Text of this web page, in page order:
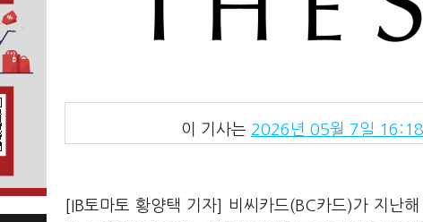
이 기사는 2026년 05월 7일 16:18
[IB토마토 황양택 기자] 비씨카드(BC카드)가 지난